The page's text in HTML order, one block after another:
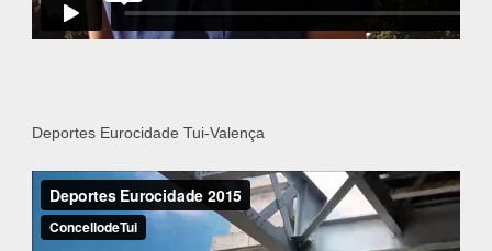
Deportes Eurocidade Tui-Valença